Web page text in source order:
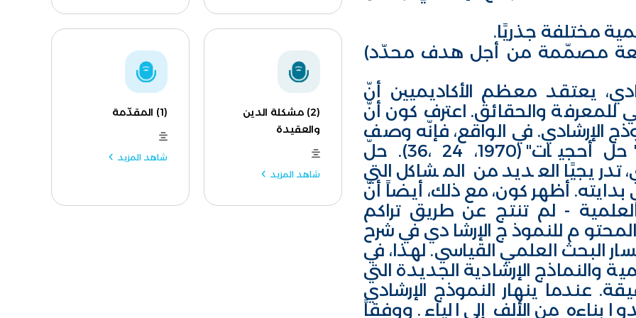
مختلفة جذريًا.
مصمّمة من أجل هدف محدّد)
يعتقد معظم الأكاديميين أنّ
للمعرفة والحقائق. اعترف كون أنّ
الإرشادي. في الواقع، فإنّه وصف
العلم القياسي كفترة "تطهير" أو "حل أحجيات" (1970، 24 ،36). حلّ
تدريجيًا العديد من المشاكل التي
بدايته. أظهر كون، مع ذلك، أيضاً أنّ
- لم تنتج عن طريق تراكم
للنموذج الإرشادي في شرح
البحث العلمي القياسي. لهذا، في
والنماذج الإرشادية الجديدة التي
عندما ينهار النموذج الإرشادي
بناءه من الألف إلى الياء. ووفقاً
(2) مشكلة الدين
والعقيدة
شاهد المزيد
(1) المقدّمة
شاهد المزيد